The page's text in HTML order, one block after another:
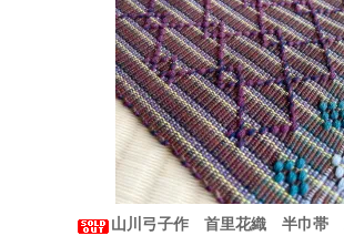
山川弓子作 首里花織 半巾帯